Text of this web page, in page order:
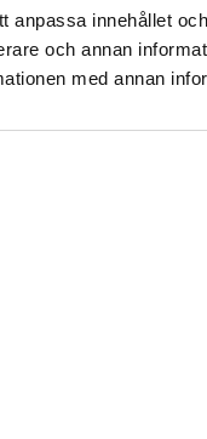
anpassa innehållet
och annan
med annan